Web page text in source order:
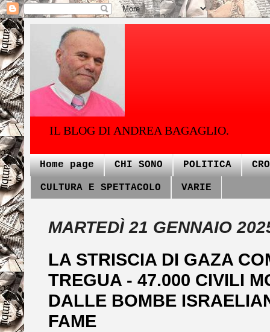
IL BLOG DI ANDREA BAGAGLIO.
Home page CHI SONO POLITICA
CULTURA E SPETTACOLO VARIE
MARTEDÌ 21 GENNAIO
LA STRISCIA DI GAZA
TREGUA - 47.000 CIVILI
DALLE BOMBE
FAME